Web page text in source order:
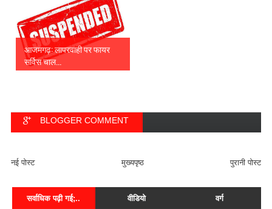
आजमगढ़: लापरवाही पर फायर
सर्विस चाल...
BLOGGER COMMENT
नई पोस्ट पुरानी पोस्ट
मुख्यपृष्ठ
सर्वाधिक पढ़ी गई;.. वीडियो वर्ग